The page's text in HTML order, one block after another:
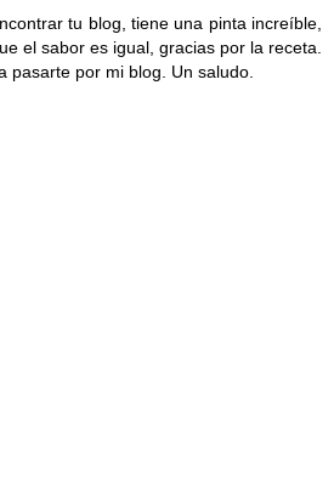
tu blog, tiene una pinta increíble,
el sabor es igual, gracias por la receta.
pasarte por mi blog. Un saludo.